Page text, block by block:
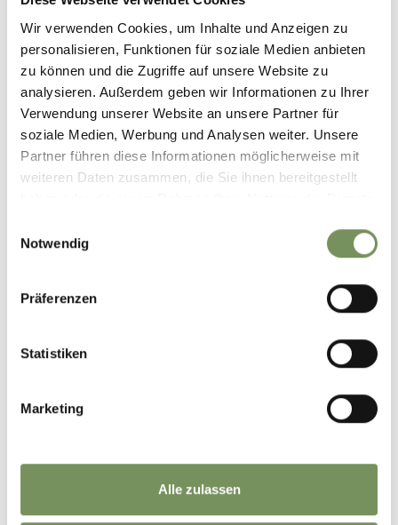
Wir verwenden Cookies, um Inhalte und Anzeigen zu
personalisieren, Funktionen für soziale Medien anbieten
zu können und die Zugriffe auf unsere Website zu
analysieren. Außerdem geben wir Informationen zu Ihrer
Verwendung unserer Website an unsere Partner für
soziale Medien, Werbung und Analysen weiter. Unsere
Partner führen diese Informationen möglicherweise mit
weiteren Daten zusammen, die Sie ihnen bereitgestellt
Notwendig
Präferenzen
Statistiken
Marketing
Alle zulassen
FLUGHAFENTRANSFER
ANSCHLUSS-SHUTTLE ZUR
AUTOVERLEIH UND
CARSHARING